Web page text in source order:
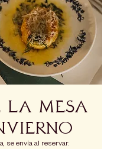
la Mesa
se envía al reservar.